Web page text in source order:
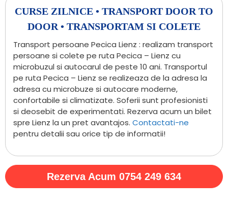
CURSE ZILNICE • TRANSPORT DOOR TO
DOOR • TRANSPORTAM SI COLETE
Transport persoane Pecica Lienz : realizam transport
persoane si colete pe ruta Pecica – Lienz cu
microbuzul si autocarul de peste 10 ani. Transportul
pe ruta Pecica – Lienz se realizeaza de la adresa la
adresa cu microbuze si autocare moderne,
confortabile si climatizate. Soferii sunt profesionisti
si deosebit de experimentati. Rezerva acum un bilet
spre Lienz la un pret avantajos. Contactati-ne
pentru detalii sau orice tip de informatii!
Rezerva Acum 0754 249 634